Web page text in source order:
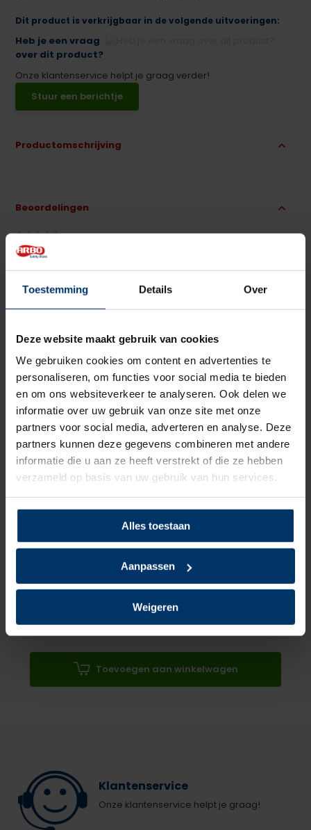
Toestemming Details Over
Deze website maakt gebruik van cookies
We gebruiken cookies om content en advertenties te
personaliseren, om functies voor social media te bieden
en om ons websiteverkeer te analyseren. Ook delen we
informatie over uw gebruik van onze site met onze
partners voor social media, adverteren en analyse. Deze
partners kunnen deze gegevens combineren met andere
informatie die u aan ze heeft verstrekt of die ze hebben
verzameld op basis van uw gebruik van hun services.
Alles toestaan
Aanpassen
Weigeren
Dit product is verkrijgbaar in de volgende uitvoeringen:
Heb je een vraag
over dit product?
Onze klantenservice helpt je graag verder!
Stuur een berichtje
Pak je deal 15% korting op Nano protect spray
Puma 644651 Airtwist Black Disc Low +
Protect
Je bespaart
1,94
Toevoegen aan winkelwagen
Productomschrijving
Beoordelingen
0van5
Schrijf je eigen review
Delen
Klantenservice
Onze klantenservice helpt je graag!